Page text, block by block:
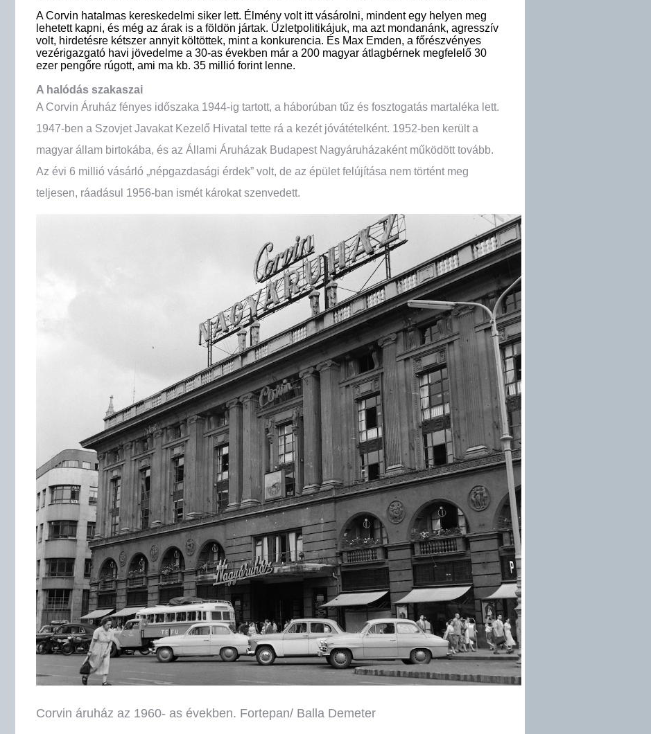
A Corvin hatalmas kereskedelmi siker lett. Élmény volt itt vásárolni, mindent egy helyen meg
lehetett kapni, és még az árak is a földön jártak. Üzletpolitikájuk, ma azt mondanánk, agresszív
volt, hirdetésre kétszer annyit költöttek, mint a konkurencia. És Max Emden, a főrészvényes
vezérigazgató havi jövedelme a 30-as években már a 200 magyar átlagbérnek megfelelő 30
ezer pengőre rúgott, ami ma kb. 35 millió forint lenne.
A halódás szakaszai
A Corvin Áruház fényes időszaka 1944-ig tartott, a háborúban tűz és fosztogatás martaléka lett.
1947-ben a Szovjet Javakat Kezelő Hivatal tette rá a kezét jóvátételként. 1952-ben került a
magyar állam birtokába, és az Állami Áruházak Budapest Nagyáruházaként működött tovább.
Az évi 6 millió vásárló „népgazdasági érdek” volt, de az épület felújítása nem történt meg
teljesen, ráadásul 1956-ban ismét károkat szenvedett.
Corvin áruház az 1960- as években. Fortepan/ Balla Demeter